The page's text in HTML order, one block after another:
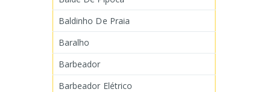
Baldinho De Praia
Baralho
Barbeador
Barbeador Elétrico